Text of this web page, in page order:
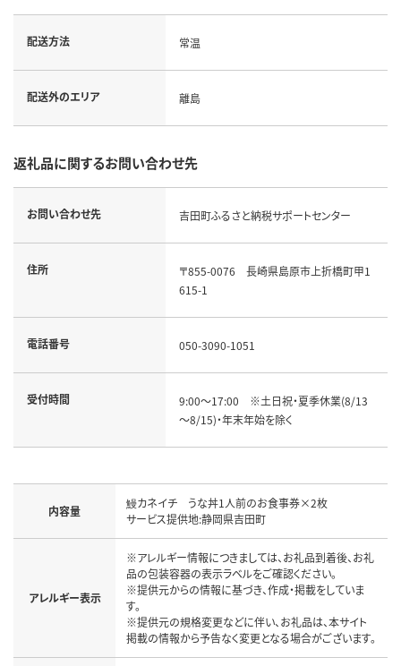
配送方法 常温
配送外のエリア 離島
返礼品に関するお問い合わせ先
お問い合わせ先 吉田町ふるさと納税サポートセンター
住所
〒855-0076　長崎県島原市上折橋町甲1
615-1
電話番号 050-3090-1051
受付時間
9:00～17:00　※土日祝・夏季休業(8/13
～8/15)・年末年始を除く
内容量
鰻カネイチ　うな丼1人前のお食事券×2枚
サービス提供地:静岡県吉田町
アレルギー表示
※アレルギー情報につきましては、お礼品到着後、お礼
品の包装容器の表示ラベルをご確認ください。
※提供元からの情報に基づき、作成・掲載をしていま
す。
※提供元の規格変更などに伴い、お礼品は、本サイト
掲載の情報から予告なく変更となる場合がございます。